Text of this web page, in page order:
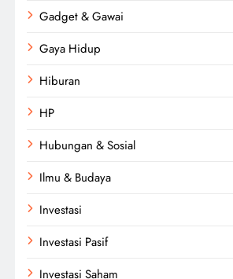
Gadget & Gawai
Gaya Hidup
Hiburan
HP
Hubungan & Sosial
Ilmu & Budaya
Investasi
Investasi Pasif
Investasi Saham